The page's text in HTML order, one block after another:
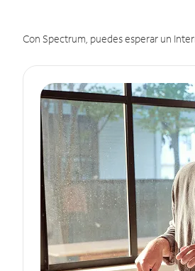
Con Spectrum, puedes esperar un